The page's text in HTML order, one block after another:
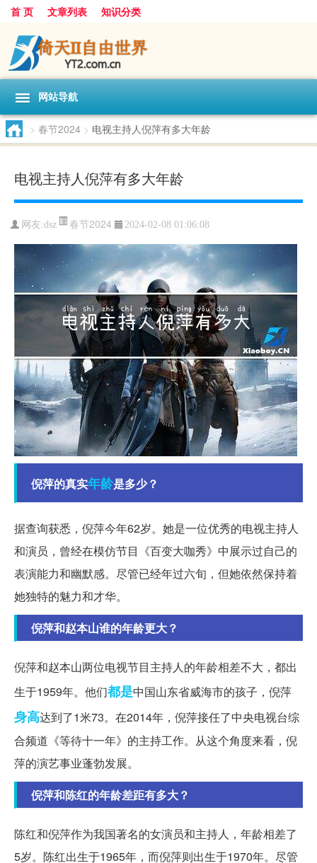
首 页 文章列表 知识分类
网站导航
> 春节2024 > 电视主持人倪萍有多大年龄
电视主持人倪萍有多大年龄
网友:dsz 春节2024 2024-02-08 01:06:08
倪萍的真实年龄是多少？
据查询获悉，倪萍今年62岁。她是一位优秀的电视主持人
和演员，曾经在模仿节目《百变大咖秀》中展示过自己的
表演能力和幽默感。尽管已经年过六旬，但她依然保持着
她独特的魅力和才华。
倪萍和赵本山谁的年龄更大？
倪萍和赵本山两位电视节目主持人的年龄相差不大，都出
生于1959年。他们都是中国山东省威海市的孩子，倪萍
身高达到了1米73。在2014年，倪萍接任了中央电视台综
合频道《等待十一年》的主持工作。从这个角度来看，倪
萍的演艺事业蓬勃发展。
倪萍和陈红的年龄差距有多大？
陈红和倪萍作为我国著名的女演员和主持人，年龄相差了
5岁。陈红出生于1965年，而倪萍则出生于1970年。尽管